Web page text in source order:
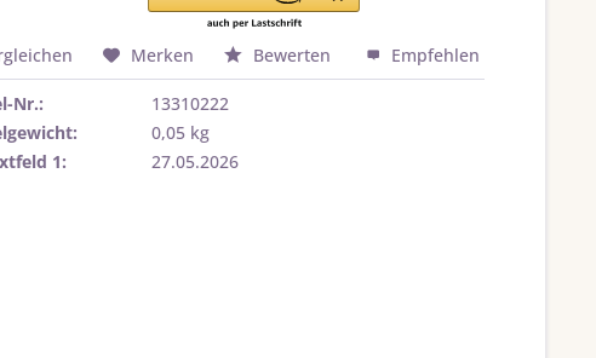
Merken Bewerten Empfehlen
Nr.:
13310222
0,05 kg
1:
27.05.2026